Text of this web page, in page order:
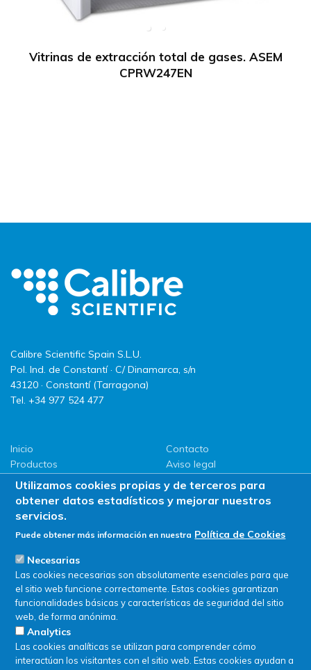
Vitrinas de extracción total de gases. ASEM
CPRW247EN
Calibre Scientific Spain S.L.U.
Pol. Ind. de Constantí · C/ Dinamarca, s/n
43120 · Constantí (Tarragona)
Tel. +34 977 524 477
Inicio
Productos
LLG
Promociones
ServiSAT
Contacto
Aviso legal
Política de privacidad
Política de Cookies
Utilizamos cookies propias y de terceros para
obtener datos estadísticos y mejorar nuestros
servicios.
Puede obtener más información en nuestra Política de Cookies
Necesarias
Las cookies necesarias son absolutamente esenciales para que
el sitio web funcione correctamente. Estas cookies garantizan
funcionalidades básicas y características de seguridad del sitio
web, de forma anónima.
Analytics
Las cookies analíticas se utilizan para comprender cómo
interactúan los visitantes con el sitio web. Estas cookies ayudan a